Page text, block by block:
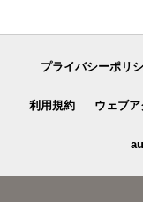
プライバシーポリ
利用規約 ウェブ